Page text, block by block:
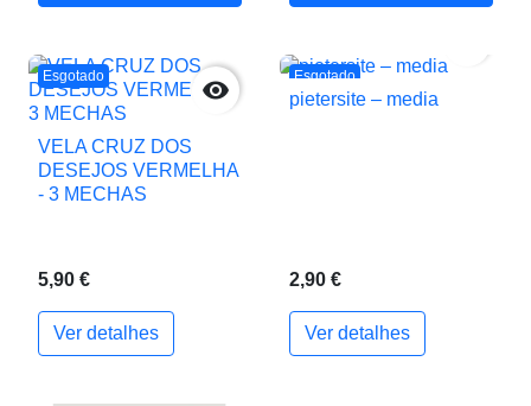
Esgotado 
VELA CRUZ DOS
DESEJOS VERMELHA
- 3 MECHAS
5,90 €
Ver detalhes
Esgotado
pietersite – media
2,90 €
Ver detalhes